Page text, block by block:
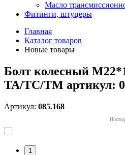
Масло
Фитинги, штуцеры
Главная
Каталог товаров
Новые товары
Болт колесный
TA/TC/TM артикул:
Артикул: 085.168
1